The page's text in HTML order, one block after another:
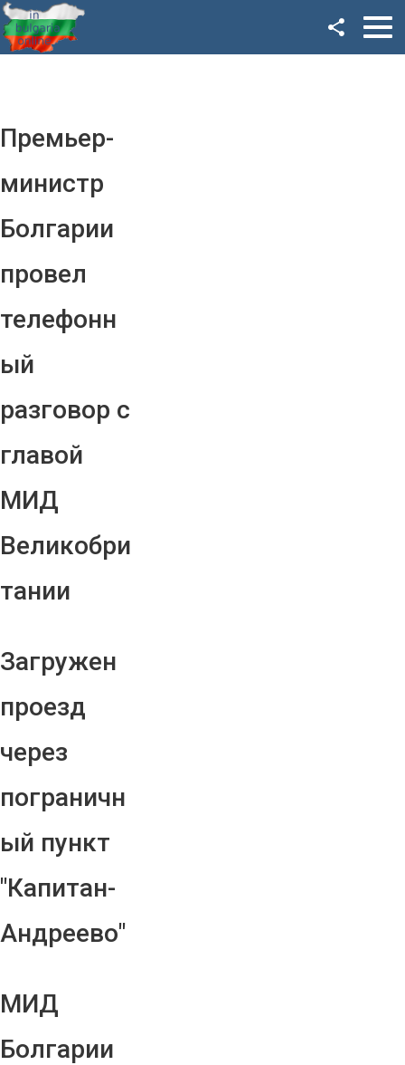
Премьер-
министр
Болгарии
провел
телефонн
ый
разговор с
главой
МИД
Великобри
тании
Загружен
проезд
через
пограничн
ый пункт
"Капитан-
Андреево"
МИД
Болгарии